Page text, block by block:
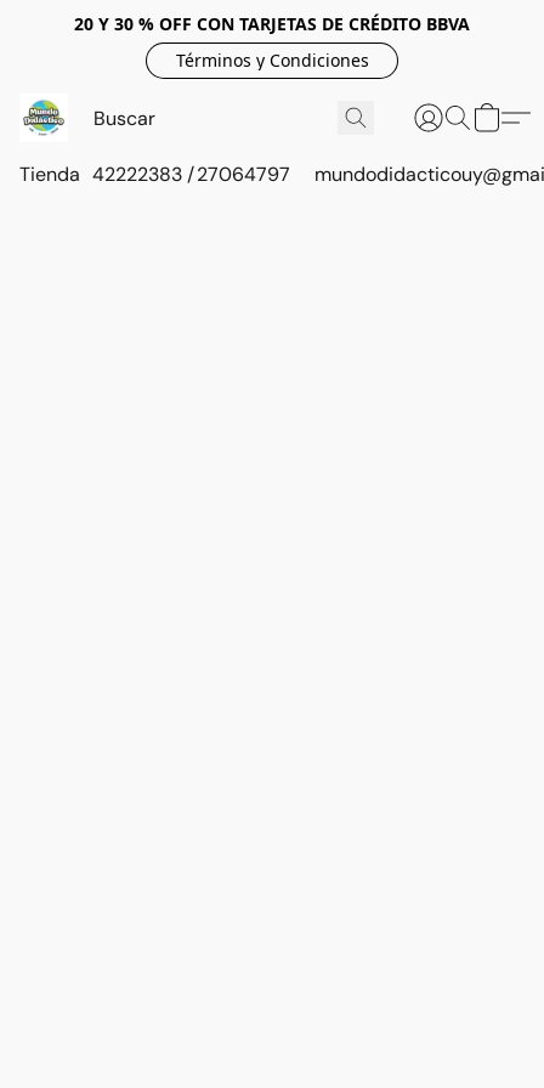
20 Y 30 % OFF CON TARJETAS DE CRÉDITO BBVA
Términos y Condiciones
Tienda 42222383 / 27064797